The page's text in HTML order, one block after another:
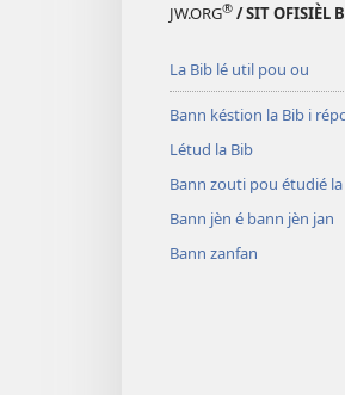
JW.ORG® / SIT OFISIÈL
La Bib lé util pou ou
Bann késtion la Bib i
Létud la Bib
Bann zouti pou étudié
Bann jèn é bann jèn jan
Bann zanfan